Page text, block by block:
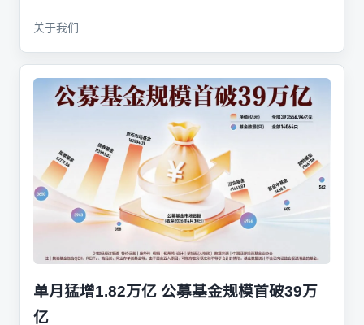
关于我们
单月猛增1.82万亿 公募基金规模首破39万
亿